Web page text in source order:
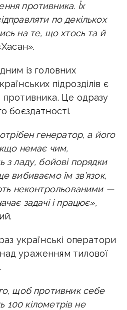
противника. Їх
по декількох
на те, що хтось та й
із головних
підрозділів є
противника. Це одразу
боєздатності.
генератор, а його
немає чим,
з ладу, бойові порядки
вибиваємо їм зв’язок,
неконтрольованими —
задачі і працює»,
українські оператори
ураженням тилової
щоб противник себе
100 кілометрів не